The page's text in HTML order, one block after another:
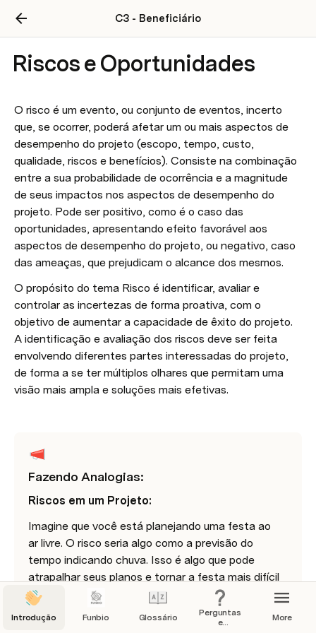
C3 - Beneficiário
Riscos e Oportunidades
O risco é um evento, ou conjunto de eventos, incerto
que, se ocorrer, poderá afetar um ou mais aspectos de
desempenho do projeto (escopo, tempo, custo,
qualidade, riscos e benefícios). Consiste na combinação
entre a sua probabilidade de ocorrência e a magnitude
de seus impactos nos aspectos de desempenho do
projeto. Pode ser positivo, como é o caso das
oportunidades, apresentando efeito favorável aos
aspectos de desempenho do projeto, ou negativo, caso
das ameaças, que prejudicam o alcance dos mesmos.
O propósito do tema Risco é identificar, avaliar e
controlar as incertezas de forma proativa, com o
objetivo de aumentar a capacidade de êxito do projeto.
A identificação e avaliação dos riscos deve ser feita
envolvendo diferentes partes interessadas do projeto,
de forma a se ter múltiplos olhares que permitam uma
visão mais ampla e soluções mais efetivas.
Fazendo Analogias:
Riscos em um Projeto:
Imagine que você está planejando uma festa ao
ar livre. O risco seria algo como a previsão do
tempo indicando chuva. Isso é algo que pode
atrapalhar seus planos e tornar a festa mais difícil
de acontecer como planejado. Em um projeto,
riscos são eventos ou situações imprevistas que
podem surgir e tornar mais difícil para a equipe
Introdução Funbio Glossário
Perguntas
e
More